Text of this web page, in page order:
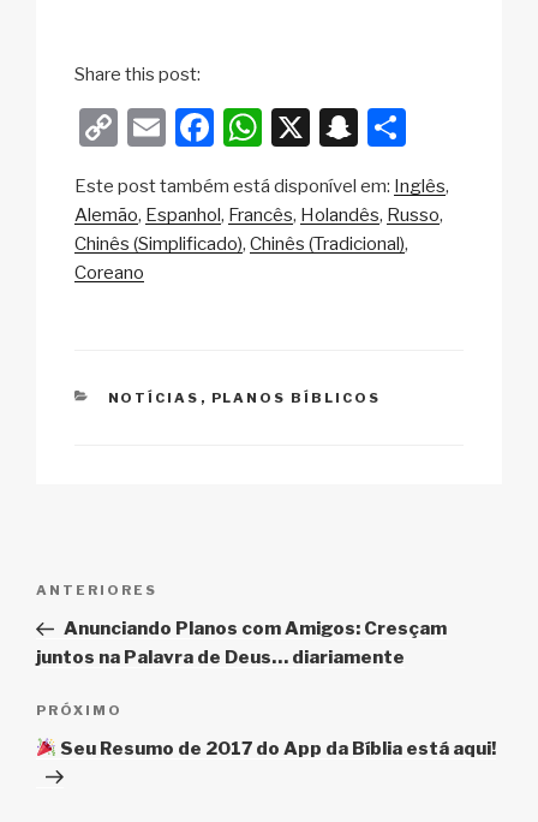
Share this post:
C
p
y
Li
E
ail
F
c
e
k
W
at
s
X
S
a
p
ar
e
Este post também está disponível em: Inglês
Alemão Espanhol Francês Holandês Russo
Chinês (Simplificado) Chinês (Tradicional)
Coreano
CATEGORIAS
NOTÍCIAS , PLANOS BÍBLICOS
Post
Post
anterior
ANTERIORES
Anunciando Planos com Amigos: Cresçam
juntos na Palavra de Deus… diariamente
Próximo
post
PRÓXIMO
Seu Resumo de 2017 do App da Bíblia está aqui!